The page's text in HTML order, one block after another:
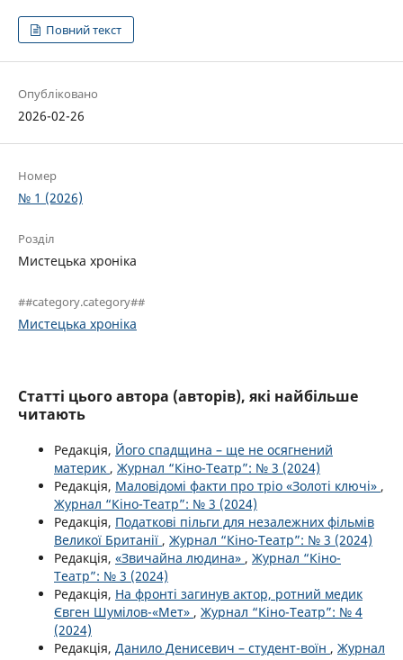
Повний текст
Опубліковано
2026-02-26
Номер
№ 1 (2026)
Розділ
Мистецька хроніка
##category.category##
Мистецька хроніка
Статті цього автора (авторів), які найбільше
читають
Редакція, Його спадщина – ще не осягнений
материк , Журнал “Кіно-Театр”: № 3 (2024)
Редакція, Маловідомі факти про тріо «Золоті ключі» ,
Журнал “Кіно-Театр”: № 3 (2024)
Редакція, Податкові пільги для незалежних фільмів
Великої Британії , Журнал “Кіно-Театр”: № 3 (2024)
Редакція, «Звичайна людина» , Журнал “Кіно-
Театр”: № 3 (2024)
Редакція, На фронті загинув актор, ротний медик
Євген Шумілов-«Мет» , Журнал “Кіно-Театр”: № 4
(2024)
Редакція, Данило Денисевич – студент-воїн , Журнал